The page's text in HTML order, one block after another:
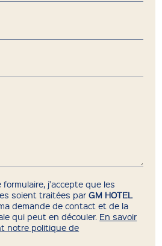
j'accepte que les
soient traitées parGM HOTEL
demande de contact et de la
qui peut en découler. En savoir
notre politique de